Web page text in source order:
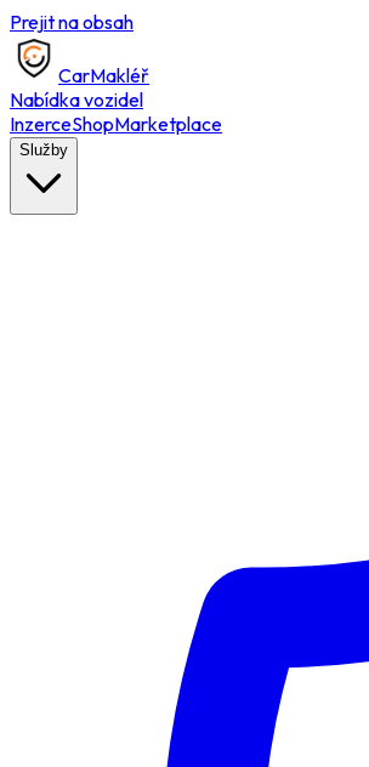
Prejit na obsah
CarMakléř
Nabídka vozidel
InzerceShopMarketplace
Služby